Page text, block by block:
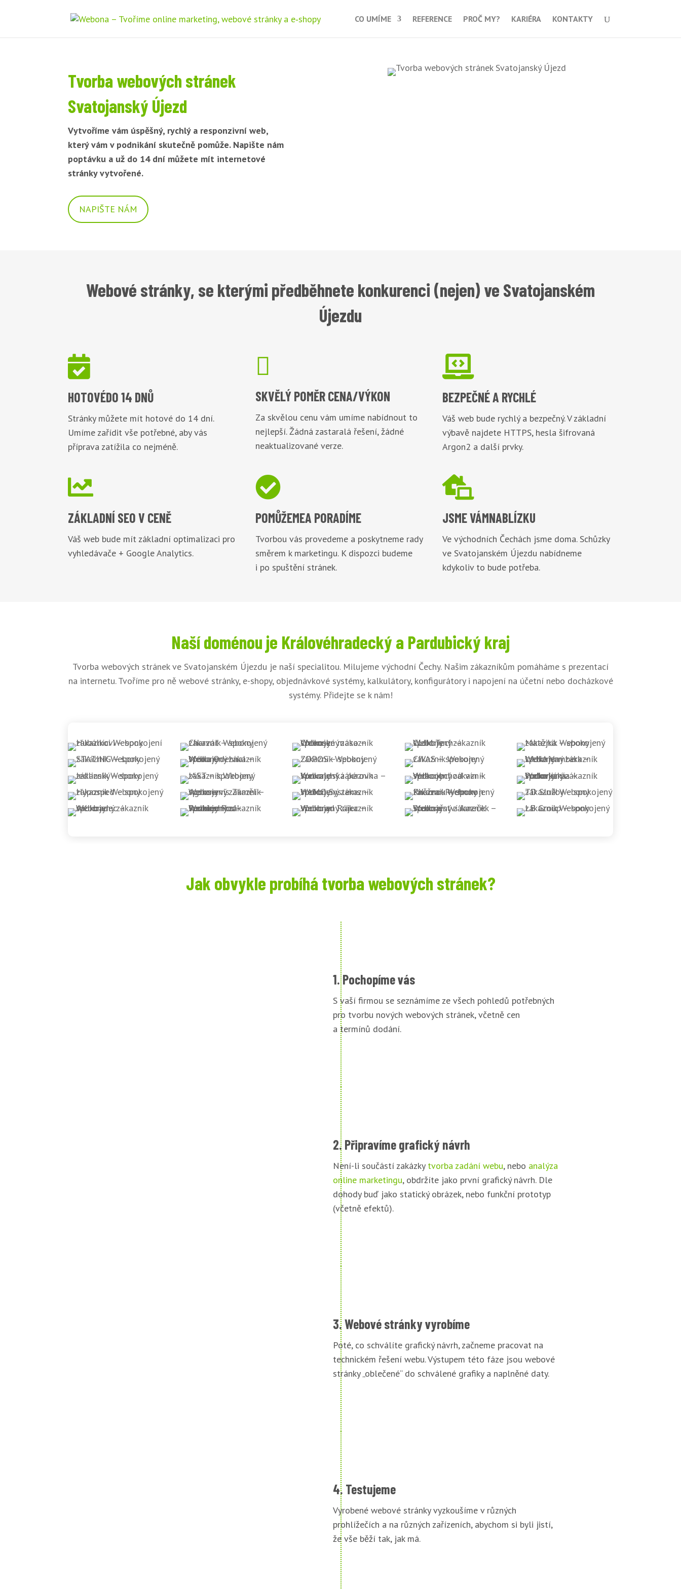
CO UMÍME REFERENCE PROČ MY? KARIÉRA KONTAKTY
Tvorba webových stránek
Svatojanský Újezd
Vytvoříme vám úspěšný, rychlý a responzivní web,
který vám v podnikání skutečně pomůže. Napište nám
poptávku a už do 14 dní můžete mít internetové
stránky vytvořené.
NAPIŠTE NÁM
Webové stránky, se kterými předběhnete konkurenci (nejen) ve Svatojanském
Újezdu

HOTOVÉDO 14 DNŮ
Stránky můžete mít hotové do 14 dní.
Umíme zařídit vše potřebné, aby vás
příprava zatížila co nejméně.

SKVĚLÝ POMĚRCENA/VÝKON
Za skvělou cenu vám umíme nabídnout to
nejlepší. Žádná zastaralá řešení, žádné
neaktualizované verze.

BEZPEČNÉA RYCHLÉ
Váš web bude rychlý a bezpečný. V základní
výbavě najdete HTTPS, hesla šifrovaná
Argon2 a další prvky.

ZÁKLADNÍ SEO V CENĚ
Váš web bude mít základní optimalizaci pro
vyhledávače + Google Analytics.

POMŮŽEMEA PORADÍME
Tvorbou vás provedeme a poskytneme rady
směrem k marketingu. K dispozci budeme
i po spuštění stránek.

JSME VÁMNABLÍZKU
Ve východních Čechách jsme doma. Schůzky
ve Svatojanském Újezdu nabídneme
kdykoliv to bude potřeba.
Naší doménou je Královéhradecký a Pardubický kraj
Tvorba webových stránek ve Svatojanském Újezdu je naší specialitou. Milujeme východní Čechy. Našim zákazníkům pomáháme s prezentací
na internetu. Tvoříme pro ně webové stránky, e-shopy, objednávkové systémy, kalkulátory, konfigurátory i napojení na účetní nebo docházkové
systémy. Přidejte se k nám!
Jak obvykle probíhá tvorba webových stránek?
1. Pochopíme vás
S vaší firmou se seznámíme ze všech pohledů potřebných
pro tvorbu nových webových stránek, včetně cen
a termínů dodání.
2. Připravíme grafický návrh
Není-li součástí zakázky tvorba zadání webu, nebo analýza
online marketingu, obdržíte jako první grafický návrh. Dle
dohody buď jako statický obrázek, nebo funkční prototyp
(včetně efektů).
3. Webové stránky vyrobíme
Poté, co schválíte grafický návrh, začneme pracovat na
technickém řešení webu. Výstupem této fáze jsou webové
stránky „oblečené“ do schválené grafiky a naplněné daty.
4. Testujeme
Vyrobené webové stránky vyzkoušíme v různých
prohlížečích a na různých zařízeních, abychom si byli jistí,
že vše běží tak, jak má.